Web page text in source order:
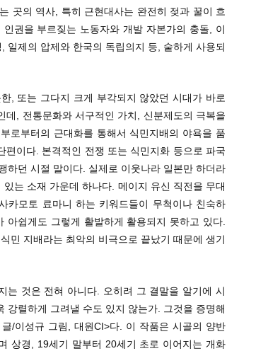
곳의 역사, 특히 근현대사는 완전히 젖과 꿀이 흐
권을 부르짖는 노동자와 개발 자본가의 충돌, 이
일제의 압제와 한국의 독립의지 등, 숱하게 사용되
, 또는 그다지 크게 부각되지 않았던 시대가 바로
데, 전통문화와 서구적인 가치, 신분제도의 극복을
로부터의 근대화를 통해서 식민지배의 야욕을 품
이다. 본격적인 전쟁 또는 식민지화 등으로 파국
하던 시절 말이다. 실제로 이웃나라 일본만 하더라
는 소재 가운데 하나다. 메이지 유신 직전을 무대
카모토 료마니 하는 키워드들이 무척이나 친숙하
아쉽게도 그렇게 활발하게 활용되지 못하고 있다.
민 지배라는 최악의 비극으로 끝났기 때문에 생기
는 것은 전혀 아니다. 오히려 그 결말을 알기에 시
강렬하게 그려낼 수도 있지 않는가. 그것을 증명해
/이성규 그림, 대원CI>다. 이 작품은 시골의 양반
상경, 19세기 말부터 20세기 초로 이어지는 개화